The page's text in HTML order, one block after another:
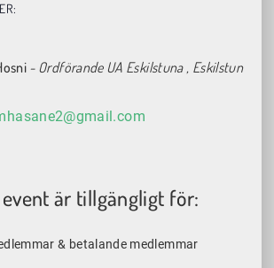
- Ordförande UA Eskilstuna , Eskilstun
är tillgängligt för:
& betalande medlemmar